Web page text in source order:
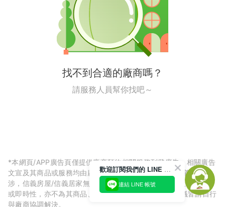
找不到合適的廠商嗎？
請服務人員幫你找吧～
*本網頁/APP廣告頁僅提供廠商預約相關服務刊登廣告，相關廣告
文宣及其商品或服務均由廠商自行提供，與信義房屋/信義居家無
涉，信義房屋/信義居家無法擔保廠商廣告內容的正確性、可信度
或即時性，亦不為其商品、服務品質負責，所生任何爭議皆請自行
與廠商協調解決。
歡迎訂閱我們的 LINE 官方帳號
連結 LINE 帳號